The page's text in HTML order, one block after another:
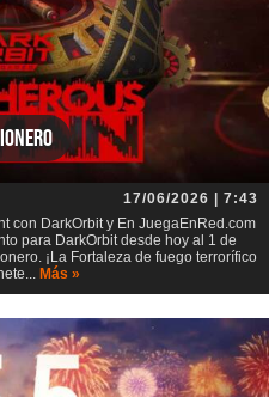
17/06/2026 | 7:43
con DarkOrbit y En JuegaEnRed.com
para DarkOrbit desde hoy al 1 de
¡La Fortaleza de fuego terrorífico
Más »